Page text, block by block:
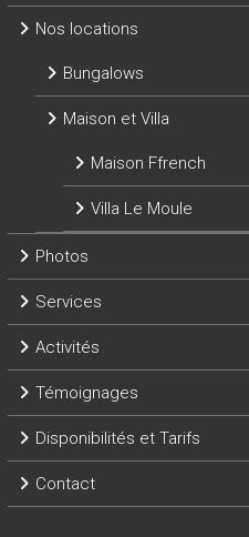
Nos locations
Bungalows
Maison et Villa
Maison Ffrench
Villa Le Moule
Photos
Services
Activités
Témoignages
Disponibilités et Tarifs
Contact